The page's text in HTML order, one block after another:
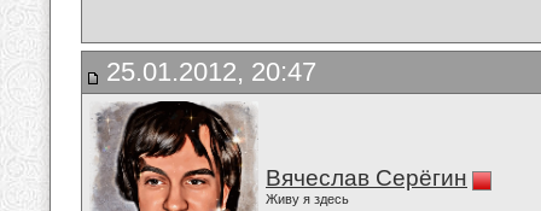
25.01.2012, 20:47
Вячеслав Серёгин
Живу я здесь